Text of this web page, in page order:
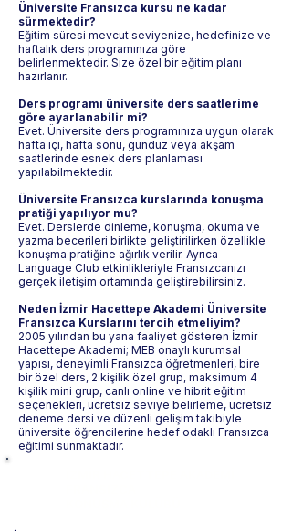
Üniversite Fransızca kursu ne kadar
sürmektedir?
Eğitim süresi mevcut seviyenize, hedefinize ve
haftalık ders programınıza göre
belirlenmektedir. Size özel bir eğitim planı
hazırlanır.
Ders programı üniversite ders saatlerime
göre ayarlanabilir mi?
Evet. Üniversite ders programınıza uygun olarak
hafta içi, hafta sonu, gündüz veya akşam
saatlerinde esnek ders planlaması
yapılabilmektedir.
Üniversite Fransızca kurslarında konuşma
pratiği yapılıyor mu?
Evet. Derslerde dinleme, konuşma, okuma ve
yazma becerileri birlikte geliştirilirken özellikle
konuşma pratiğine ağırlık verilir. Ayrıca
Language Club etkinlikleriyle Fransızcanızı
gerçek iletişim ortamında geliştirebilirsiniz.
Neden İzmir Hacettepe Akademi Üniversite
Fransızca Kurslarını tercih etmeliyim?
2005 yılından bu yana faaliyet gösteren İzmir
Hacettepe Akademi; MEB onaylı kurumsal
yapısı, deneyimli Fransızca öğretmenleri, bire
bir özel ders, 2 kişilik özel grup, maksimum 4
kişilik mini grup, canlı online ve hibrit eğitim
seçenekleri, ücretsiz seviye belirleme, ücretsiz
deneme dersi ve düzenli gelişim takibiyle
üniversite öğrencilerine hedef odaklı Fransızca
eğitimi sunmaktadır.